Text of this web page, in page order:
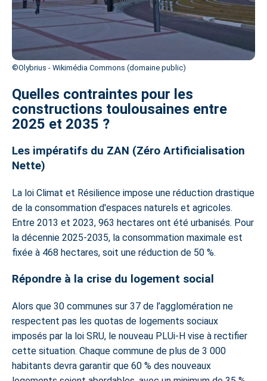
©Olybrius - Wikimédia Commons (domaine public)
Quelles contraintes pour les
constructions toulousaines entre
2025 et 2035 ?
Les impératifs du ZAN (Zéro Artificialisation
Nette)
La loi Climat et Résilience impose une réduction drastique
de la consommation d'espaces naturels et agricoles.
Entre 2013 et 2023, 963 hectares ont été urbanisés. Pour
la décennie 2025-2035, la consommation maximale est
fixée à 468 hectares, soit une réduction de 50 %.
Répondre à la crise du logement social
Alors que 30 communes sur 37 de l’agglomération ne
respectent pas les quotas de logements sociaux
imposés par la loi SRU, le nouveau PLUi-H vise à rectifier
cette situation. Chaque commune de plus de 3 000
habitants devra garantir que 60 % des nouveaux